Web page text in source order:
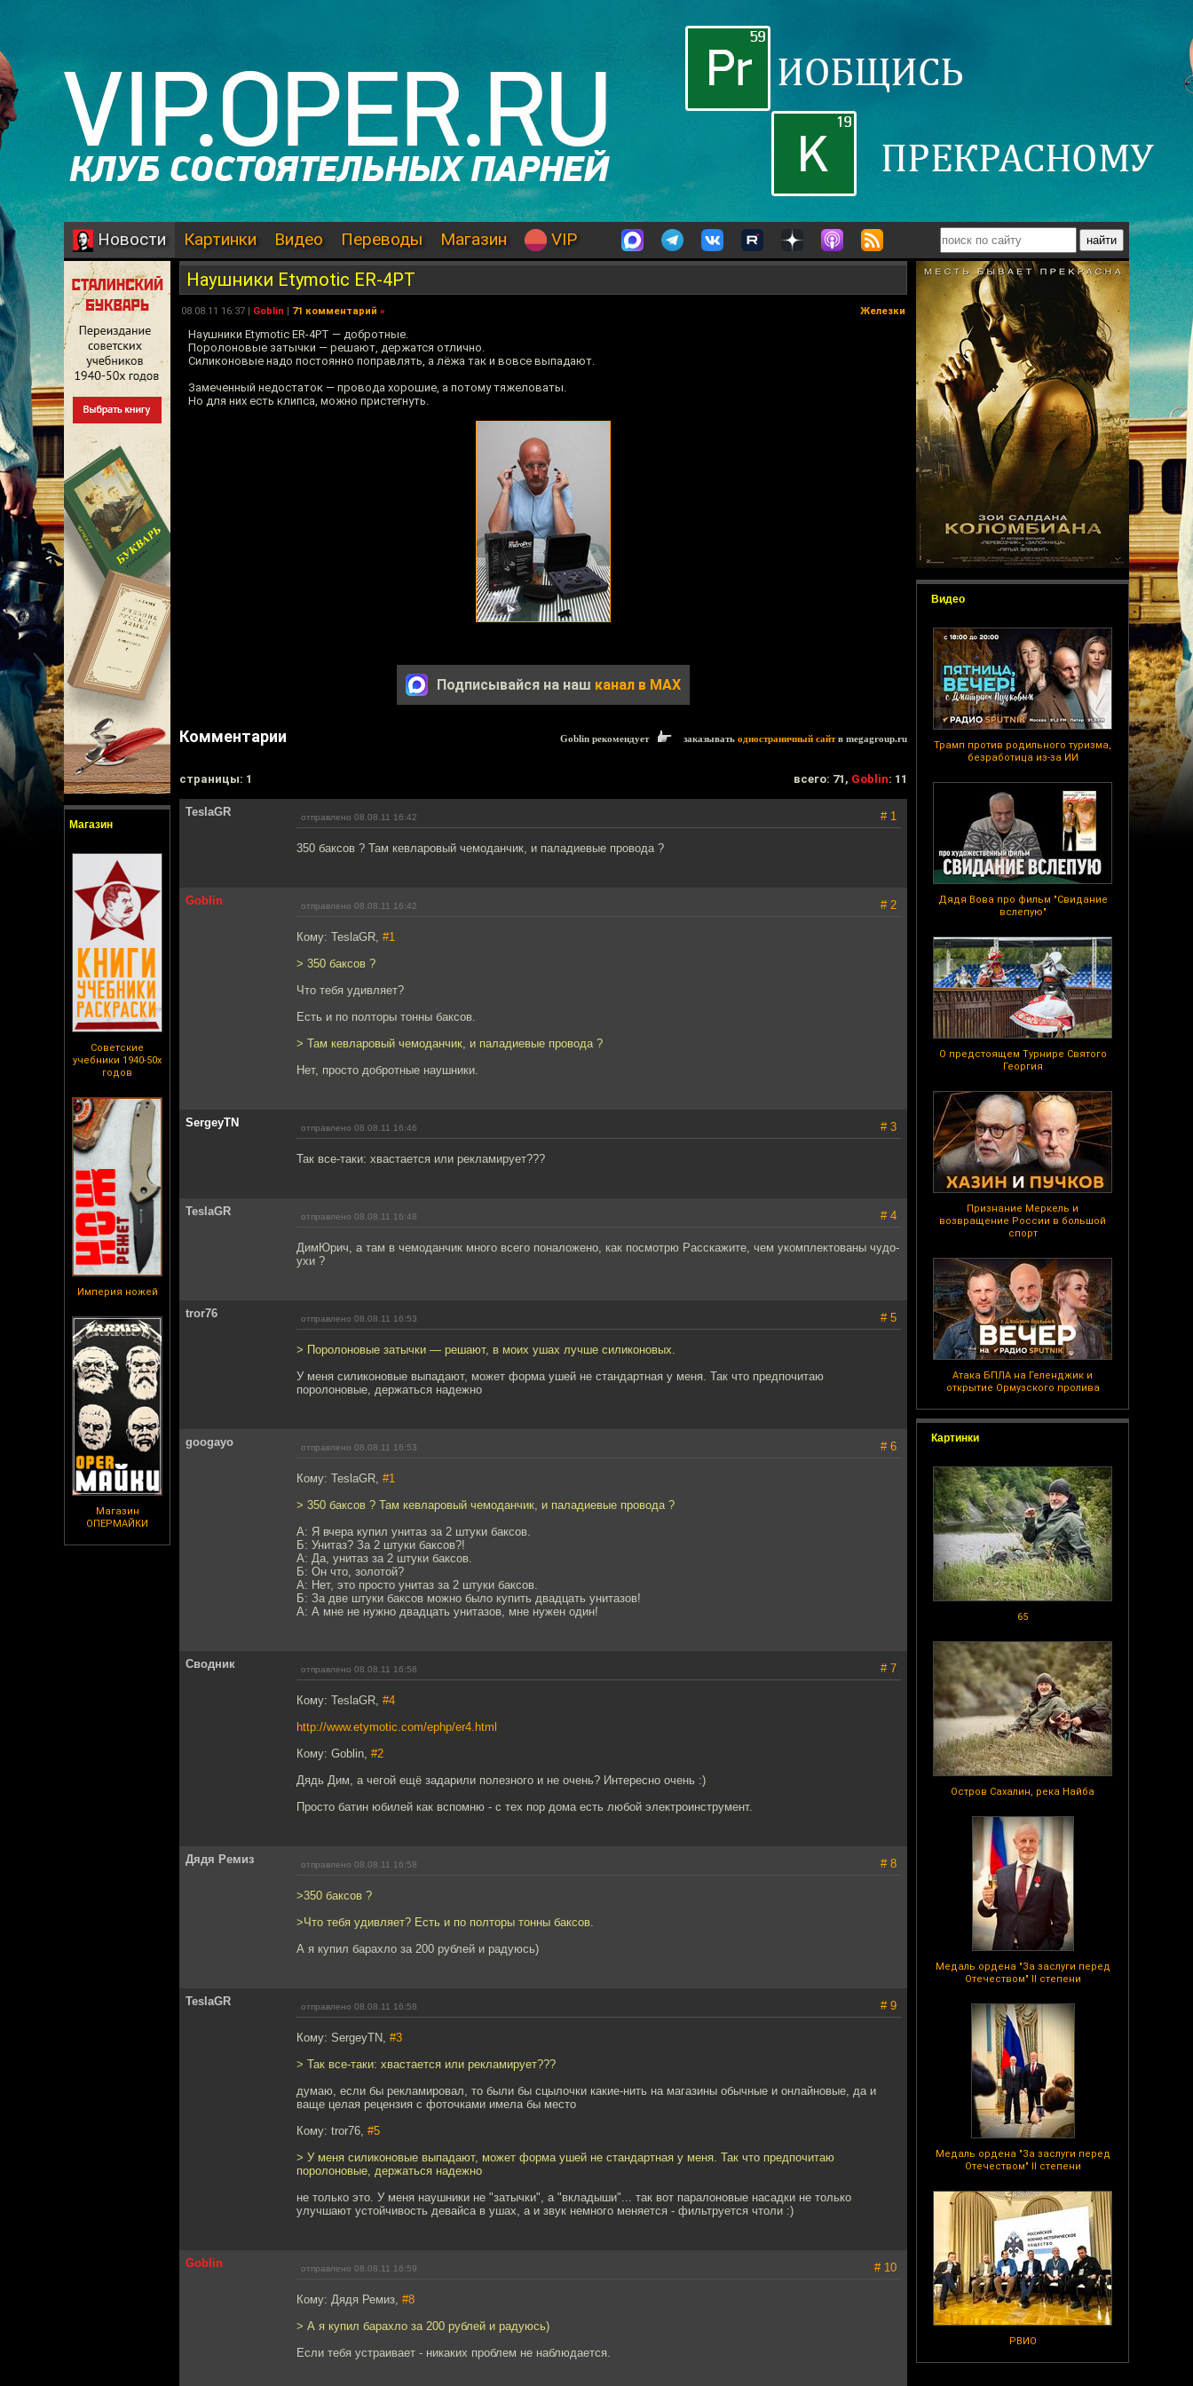
Новости Картинки Видео Переводы Магазин VIP
Магазин
Советские
учебники 1940-50х
годов
Империя ножей
Магазин
ОПЕРМАЙКИ
Видео
Трамп против родильного туризма,
безработица из-за ИИ
Дядя Вова про фильм "Свидание
вслепую"
О предстоящем Турнире Святого
Георгия
Признание Меркель и
возвращение России в большой
спорт
Атака БПЛА на Геленджик и
открытие Ормузского пролива
Картинки
65
Остров Сахалин, река Найба
Медаль ордена "За заслуги перед
Отечеством" II степени
Медаль ордена "За заслуги перед
Отечеством" II степени
РВИО
Наушники Etymotic ER-4PT
08.08.11 16:37 | Goblin | 71 комментарий » Железки
Наушники Etymotic ER-4PT — добротные.
Поролоновые затычки — решают, держатся отлично.
Силиконовые надо постоянно поправлять, а лёжа так и вовсе выпадают.
Замеченный недостаток — провода хорошие, а потому тяжеловаты.
Но для них есть клипса, можно пристегнуть.
Подписывайся на наш канал в MAX
Комментарии Goblin рекомендует заказывать одностраничный сайтв megagroup.ru
cтраницы: 1 всего: 71, Goblin: 11
TeslaGR отправлено 08.08.11 16:42 # 1
350 баксов ? Там кевларовый чемоданчик, и паладиевые провода ?
Goblin отправлено 08.08.11 16:42 # 2
Кому: TeslaGR, #1
> 350 баксов ?
Что тебя удивляет?
Есть и по полторы тонны баксов.
> Там кевларовый чемоданчик, и паладиевые провода ?
Нет, просто добротные наушники.
SergeyTN отправлено 08.08.11 16:46 # 3
Так все-таки: хвастается или рекламирует???
TeslaGR отправлено 08.08.11 16:48 # 4
ДимЮрич, а там в чемоданчик много всего поналожено, как посмотрю Расскажите, чем укомплектованы чудо-
ухи ?
tror76 отправлено 08.08.11 16:53 # 5
> Поролоновые затычки — решают, в моих ушах лучше силиконовых.
У меня силиконовые выпадают, может форма ушей не стандартная у меня. Так что предпочитаю
поролоновые, держаться надежно
googayo отправлено 08.08.11 16:53 # 6
Кому: TeslaGR, #1
> 350 баксов ? Там кевларовый чемоданчик, и паладиевые провода ?
А: Я вчера купил унитаз за 2 штуки баксов.
Б: Унитаз? За 2 штуки баксов?!
А: Да, унитаз за 2 штуки баксов.
Б: Он что, золотой?
А: Нет, это просто унитаз за 2 штуки баксов.
Б: За две штуки баксов можно было купить двадцать унитазов!
А: А мне не нужно двадцать унитазов, мне нужен один!
Сводник отправлено 08.08.11 16:58 # 7
Кому: TeslaGR, #4
http://www.etymotic.com/ephp/er4.html
Кому: Goblin, #2
Дядь Дим, а чегой ещё задарили полезного и не очень? Интересно очень :)
Просто батин юбилей как вспомню - с тех пор дома есть любой электроинструмент.
Дядя Ремиз отправлено 08.08.11 16:58 # 8
>350 баксов ?
>Что тебя удивляет? Есть и по полторы тонны баксов.
А я купил барахло за 200 рублей и радуюсь)
TeslaGR отправлено 08.08.11 16:58 # 9
Кому: SergeyTN, #3
> Так все-таки: хвастается или рекламирует???
думаю, если бы рекламировал, то были бы сцылочки какие-нить на магазины обычные и онлайновые, да и
ваще целая рецензия с фоточками имела бы место
Кому: tror76, #5
> У меня силиконовые выпадают, может форма ушей не стандартная у меня. Так что предпочитаю
поролоновые, держаться надежно
не только это. У меня наушники не "затычки", а "вкладыши"... так вот паралоновые насадки не только
улучшают устойчивость девайса в ушах, а и звук немного меняется - фильтруется чтоли :)
Goblin отправлено 08.08.11 16:59 # 10
Кому: Дядя Ремиз, #8
> А я купил барахло за 200 рублей и радуюсь)
Если тебя устраивает - никаких проблем не наблюдается.